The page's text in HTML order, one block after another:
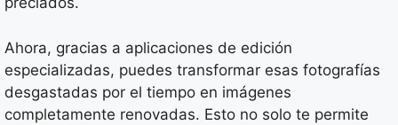
Ahora, gracias a aplicaciones de edición
especializadas, puedes transformar esas fotografías
desgastadas por el tiempo en imágenes
completamente renovadas. Esto no solo te permite